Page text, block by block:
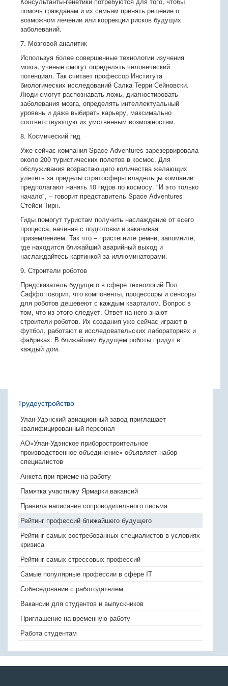
помочь гражданам и их семьям принять решение о
возможном лечении или коррекции рисков будущих
заболеваний.
7. Мозговой аналитик
Используя более совершенные технологии изучения
мозга, ученые смогут определять человеческий
потенциал. Так считает профессор Института
биологических исследований Салка Терри Сейновски.
Люди смогут распознавать ложь, диагностировать
заболевания мозга, определять интеллектуальный
уровень и даже выбирать карьеру, максимально
соответствующую их умственным возможностям.
8. Космический гид
Уже сейчас компания Space Adventures зарезервировала
около 200 туристических полетов в космос. Для
обслуживания возрастающего количества желающих
улететь за пределы стратосферы владельцы компании
предполагают нанять 10 гидов по космосу. "И это только
начало", – говорит представитель Space Adventures
Стейси Тирн.
Гиды помогут туристам получить наслаждение от всего
процесса, начиная с подготовки и закачивая
приземлением. Так что – пристегните ремни, запомните,
где находится ближайший аварийный выход и
наслаждайтесь картинкой за иллюминаторами.
9. Строители роботов
Предсказатель будущего в сфере технологий Пол
Саффо говорит, что компоненты, процессоры и сенсоры
для роботов дешевеют с каждым кварталом. Вопрос в
том, что из этого следует. Ответ на него знают
строители роботов. Их создания уже сейчас играют в
футбол, работают в исследовательских лабораториях и
фабриках. В ближайшем будущем роботы придут в
каждый дом.
Трудоустройство
Улан-Удэнский авиационный завод приглашает
квалифицированный персонал
АО«Улан-Удэнское приборостроительное
производственное объединение» объявляет набор
специалистов
Анкета при приеме на работу
Памятка участнику Ярмарки вакансий
Правила написания сопроводительного письма
Рейтинг профессий ближайшего будущего
Рейтинг самых востребованных специалистов в условиях
кризиса
Рейтинг самых стрессовых профессий
Самые популярные профессии в сфере IT
Собеседование с работодателем
Вакансии для студентов и выпускников
Приглашение на временную работу
Работа студентам